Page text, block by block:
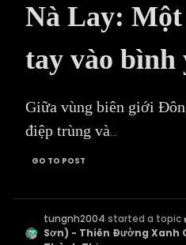
Nà Lay:
tay vào bình
Giữa vùng biên giới
điệp trùng và...
GO TO POST
tungnh2004 started a topic
Sơn) - Thiên Đường Xanh